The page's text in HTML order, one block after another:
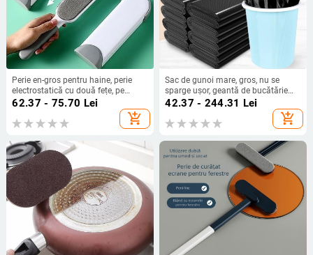
Perie en-gros pentru haine, perie
electrostatică cu două fețe, pe
lângă perie de păr, artefact de ras,
îndepărtare a părului, păr lipicios
pentru animale de companie
62.37 - 75.70 Lei
add_shopping_cart
Sac de gunoi mare, gros, nu se
sparge ușor, geantă de bucătărie
portabilă de uz casnic, vestă
comercială, geantă de plastic, lot
42.37 - 244.31 Lei
add_shopping_cart